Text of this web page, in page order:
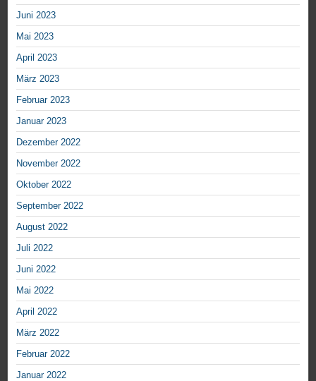
Juni 2023
Mai 2023
April 2023
März 2023
Februar 2023
Januar 2023
Dezember 2022
November 2022
Oktober 2022
September 2022
August 2022
Juli 2022
Juni 2022
Mai 2022
April 2022
März 2022
Februar 2022
Januar 2022